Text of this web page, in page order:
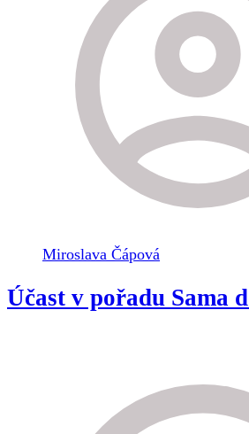
Miroslava Čápová
Účast v pořadu Sama